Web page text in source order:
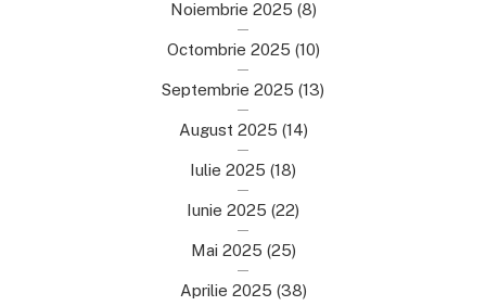
Noiembrie 2025 (8)
Octombrie 2025 (10)
Septembrie 2025 (13)
August 2025 (14)
Iulie 2025 (18)
Iunie 2025 (22)
Mai 2025 (25)
Aprilie 2025 (38)